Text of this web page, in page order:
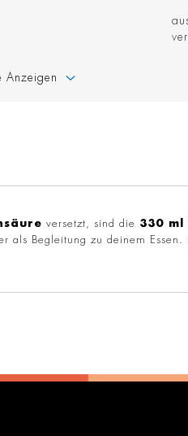
Anzeigen
versetzt, sind die 330 ml
als Begleitung zu deinem Essen.